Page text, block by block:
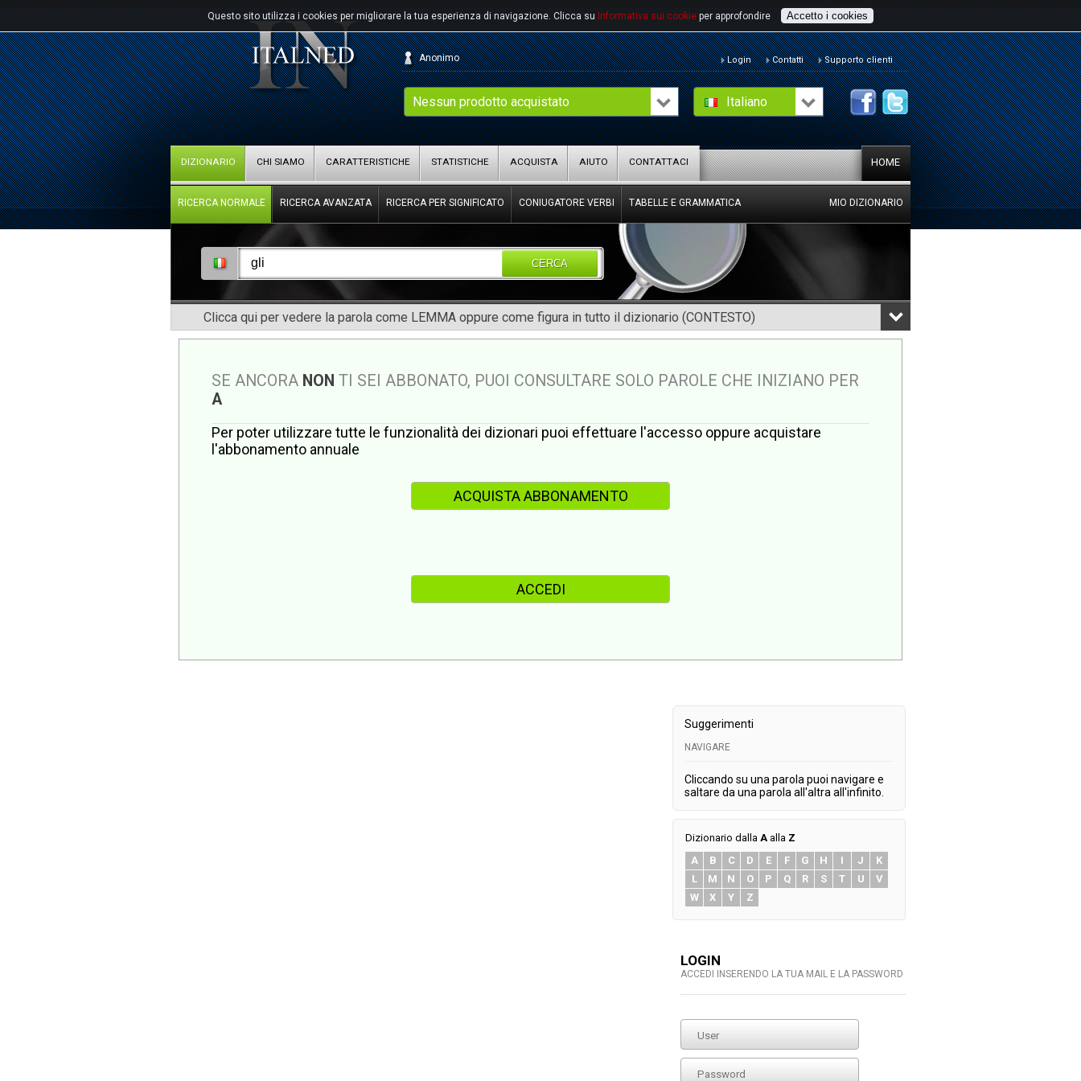
Questo sito utilizza i cookies per migliorare la tua esperienza di navigazione. Clicca su Informativa sui cookie per approfondire Accetto i cookies
Italiano
Nessun prodotto acquistato
Anonimo Login Contatti Supporto clienti
HOME
DIZIONARIO CHI SIAMO CARATTERISTICHE STATISTICHE ACQUISTA AIUTO CONTATTACI
RICERCA NORMALE RICERCA AVANZATA RICERCA PER SIGNIFICATO CONIUGATORE VERBI TABELLE E GRAMMATICA MIO DIZIONARIO
CERCA
Clicca qui per vedere la parola come LEMMA oppure come figura in tutto il dizionario (CONTESTO)
SE ANCORA NON TI SEI ABBONATO, PUOI CONSULTARE SOLO PAROLE CHE INIZIANO PER
A
Per poter utilizzare tutte le funzionalità dei dizionari puoi effettuare l'accesso oppure acquistare
l'abbonamento annuale
ACQUISTA ABBONAMENTO
ACCEDI
Suggerimenti
NAVIGARE
Cliccando su una parola puoi navigare e
saltare da una parola all'altra all'infinito.
Dizionario dalla A alla Z
A
B C D E F G H I J
K
L
M N O P Q R S T U
V
W
X Y Z
LOGIN
ACCEDI INSERENDO LA TUA MAIL E LA PASSWORD